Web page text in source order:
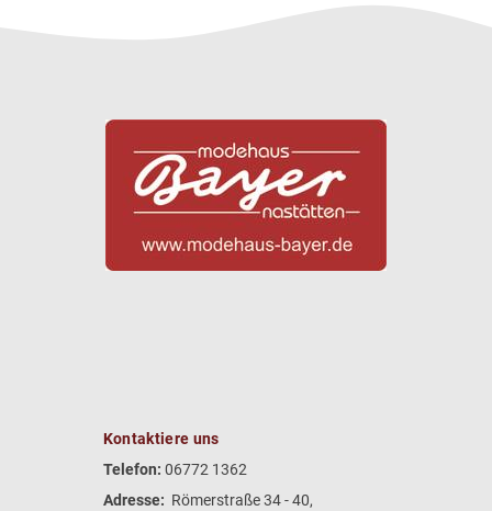
Kontaktiere uns
Telefon: 06772 1362
Adresse: Römerstraße 34 - 40,